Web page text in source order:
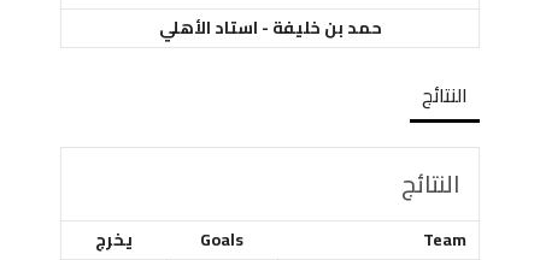
حمد بن خليفة - استاد الأهلي
النتائج
النتائج
Team
Goals
يخرج